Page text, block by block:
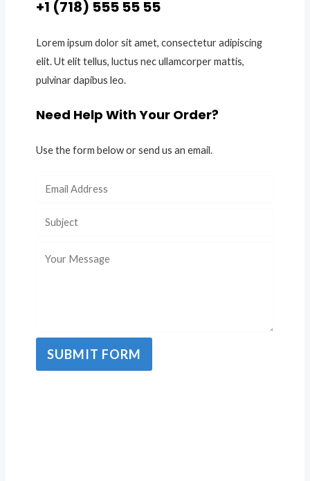
+1 (718) 555 55 55
Lorem ipsum dolor sit amet, consectetur adipiscing
elit. Ut elit tellus, luctus nec ullamcorper mattis,
pulvinar dapibus leo.
Need Help With Your Order?
Use the form below or send us an email.
SUBMIT FORM